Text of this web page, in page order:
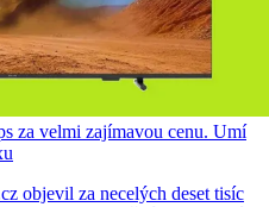
za velmi zajímavou cenu. Umí
objevil za necelých deset tisíc